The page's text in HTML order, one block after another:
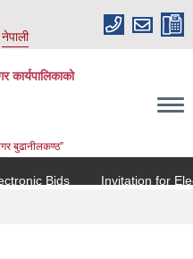
नेपाली
कार्यपालिकाको
बुढानीलकण्ठ”
Bids
Invitation for